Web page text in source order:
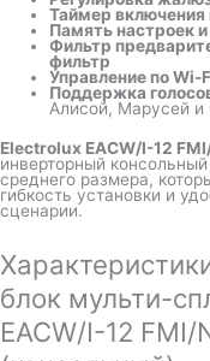
Таймер включения
Память настроек
Фильтр
фильтр
Управление по Wi-
Поддержка
Алисой, Марусей и
Electrolux EACW/I-12
инверторный
среднего размера,
гибкость установки и
сценарии.
блок мульти-
EACW/I-12 FMI/